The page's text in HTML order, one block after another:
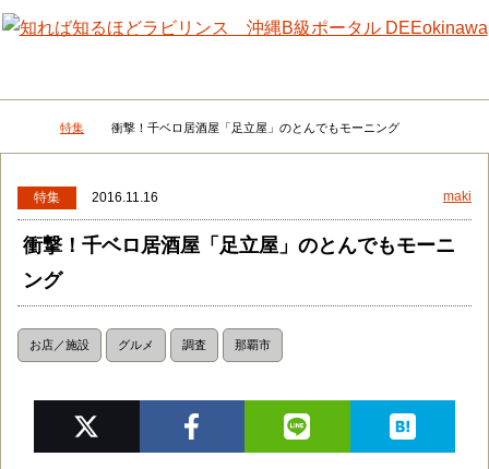
メニュー 検
DEEokinawaトップ
特集 衝撃！千ベロ居酒屋「足立屋」のとんでもモーニング
特集 2016.11.16 maki
衝撃！千ベロ居酒屋「足立屋」のとんでもモーニ
ング
お店／施設 グルメ 調査 那覇市